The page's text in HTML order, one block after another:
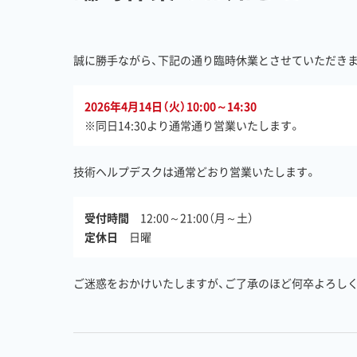
誠に勝手ながら、下記の通り臨時休業とさせていただきま
2026年4月14日（火）10:00～14:30
※同日14:30より通常通り営業いたします。
技術ヘルプデスクは通常どおり営業いたします。
受付時間 12:00～21:00（月～土）
定休日 日曜
ご迷惑をおかけいたしますが、ご了承のほど何卒よろし